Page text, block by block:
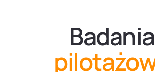
Badania